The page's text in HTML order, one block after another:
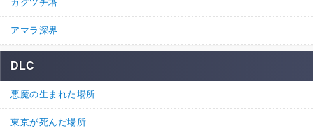
6.
>>2
間違ってるんだから勘違いじゃねーだろボケ
返信
1. redactedkindle
カグツチ塔
アマラ深界
DLC
悪魔の生まれた場所
東京が死んだ場所